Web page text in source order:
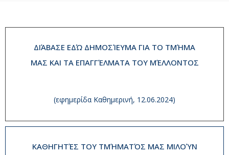
ΔΙΆΒΑΣΕ ΕΔΏ ΔΗΜΟΣΊΕΥΜΑ ΓΙΑ ΤΟ ΤΜΉΜΑ
ΜΑΣ ΚΑΙ ΤΑ ΕΠΑΓΓΈΛΜΑΤΑ ΤΟΥ ΜΈΛΛΟΝΤΟΣ
(εφημερίδα Καθημερινή, 12.06.2024)
ΚΑΘΗΓΗΤΈΣ ΤΟΥ ΤΜΉΜΑΤΌΣ ΜΑΣ ΜΙΛΟΎΝ